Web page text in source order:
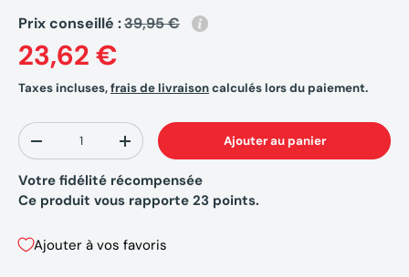
Prix conseillé :39,95 €
23,62 €
Taxes incluses,frais de livraisoncalculés lors du paiement.
Qté
-
+ Ajouter au panier
Votre fidélité récompensée
Ce produit vous rapporte 23 points.
Ajouter à vos favoris